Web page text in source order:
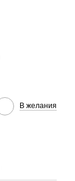
В желания